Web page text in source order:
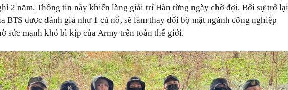
2 năm. Thông tin này khiến làng giải trí Hàn từng ngày chờ đợi. Bởi sự trở lại
BTS được đánh giá như 1 cú nổ, sẽ làm thay đổi bộ mặt ngành công nghiệp
sức mạnh khó bì kịp của Army trên toàn thế giới.